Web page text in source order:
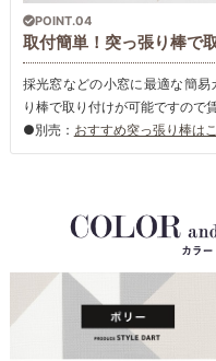
POINT.04
取付簡単！突っ張り棒で
採光窓などの小窓に最適な簡
り棒で取り付けが可能ですので
●別売： おすすめ突っ張り棒は